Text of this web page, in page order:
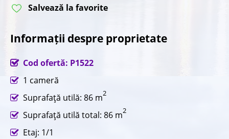
Salvează la favorite
Informații despre proprietate
Cod ofertă: P1522
1 cameră
Suprafaţă utilă: 86 m2
Suprafaţă utilă total: 86 m2
Etaj: 1/1